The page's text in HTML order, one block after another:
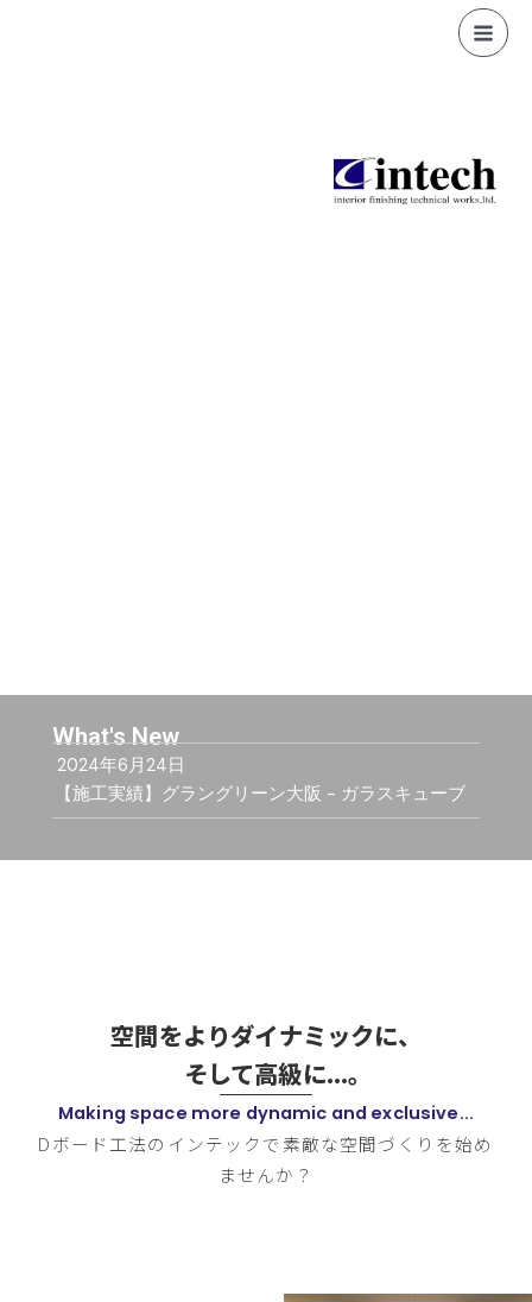
What's New
2024年6月24日
【施工実績】グラングリーン大阪 - ガラスキューブ
空間をよりダイナミックに、
そして高級に...。
Making space more dynamic and exclusive...
Dボード工法のインテックで素敵な空間づくりを始め
ませんか？